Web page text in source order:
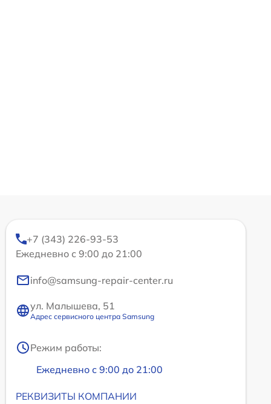
+7 (343) 226-93-53
Ежедневно с 9:00 до 21:00
info@samsung-repair-center.ru
ул. Малышева, 51
Адрес сервисного центра Samsung
Режим работы:
Ежедневно с 9:00 до 21:00
РЕКВИЗИТЫ КОМПАНИИ